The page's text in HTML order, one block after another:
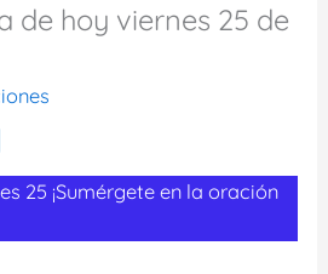
de hoy viernes 25 de
25 ¡Sumérgete en la oración